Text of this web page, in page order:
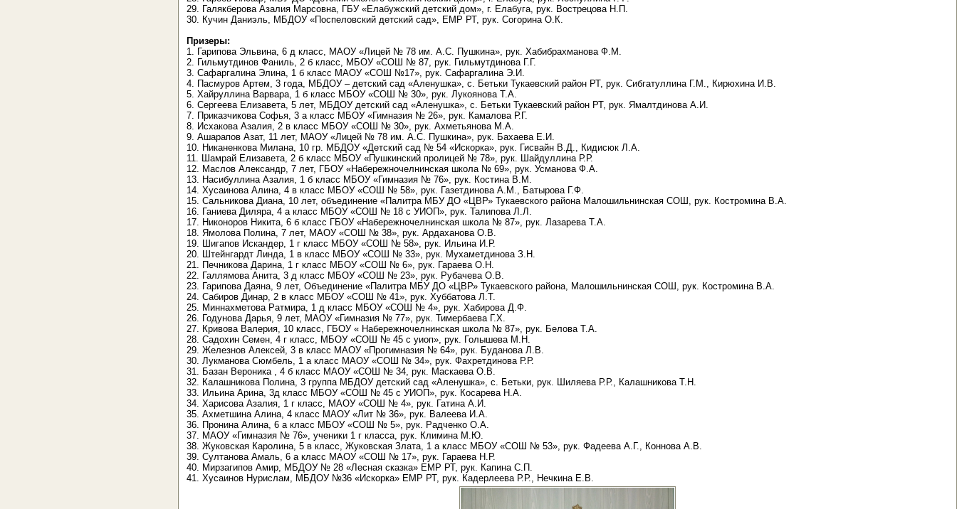
29. Галякберова Азалия Марсовна, ГБУ «Елабужский детский дом», г. Елабуга, рук. Вострецова Н.П.
30. Кучин Даниэль, МБДОУ «Поспеловский детский сад», ЕМР РТ, рук. Согорина О.К.
Призеры:
1. Гарипова Эльвина, 6 д класс, МАОУ «Лицей № 78 им. А.С. Пушкина», рук. Хабибрахманова Ф.М.
2. Гильмутдинов Фаниль, 2 б класс, МБОУ «СОШ № 87, рук. Гильмутдинова Г.Г.
3. Сафаргалина Элина, 1 б класс МАОУ «СОШ №17», рук. Сафаргалина Э.И.
4. Пасмуров Артем, 3 года, МБДОУ – детский сад «Аленушка», с. Бетьки Тукаевский район РТ, рук. Сибгатуллина Г.М., Кирюхина И.В.
5. Хайруллина Варвара, 1 б класс МБОУ «СОШ № 30», рук. Лукоянова Т.А.
6. Сергеева Елизавета, 5 лет, МБДОУ детский сад «Аленушка», с. Бетьки Тукаевский район РТ, рук. Ямалтдинова А.И.
7. Приказчикова Софья, 3 а класс МБОУ «Гимназия № 26», рук. Камалова Р.Г.
8. Исхакова Азалия, 2 в класс МБОУ «СОШ № 30», рук. Ахметьянова М.А.
9. Ашарапов Азат, 11 лет, МАОУ «Лицей № 78 им. А.С. Пушкина», рук. Бахаева Е.И.
10. Никаненкова Милана, 10 гр. МБДОУ «Детский сад № 54 «Искорка», рук. Гисвайн В.Д., Кидисюк Л.А.
11. Шамрай Елизавета, 2 б класс МБОУ «Пушкинский пролицей № 78», рук. Шайдуллина Р.Р.
12. Маслов Александр, 7 лет, ГБОУ «Набережночелнинская школа № 69», рук. Усманова Ф.А.
13. Насибуллина Азалия, 1 б класс МБОУ «Гимназия № 76», рук. Костина В.М.
14. Хусаинова Алина, 4 в класс МБОУ «СОШ № 58», рук. Газетдинова А.М., Батырова Г.Ф.
15. Сальникова Диана, 10 лет, объединение «Палитра МБУ ДО «ЦВР» Тукаевского района Малошильнинская СОШ, рук. Костромина В.А.
16. Ганиева Диляра, 4 а класс МБОУ «СОШ № 18 с УИОП», рук. Талипова Л.Л.
17. Никоноров Никита, 6 б класс ГБОУ «Набережночелнинская школа № 87», рук. Лазарева Т.А.
18. Ямолова Полина, 7 лет, МАОУ «СОШ № 38», рук. Ардаханова О.В.
19. Шигапов Искандер, 1 г класс МБОУ «СОШ № 58», рук. Ильина И.Р.
20. Штейнгардт Линда, 1 в класс МБОУ «СОШ № 33», рук. Мухаметдинова З.Н.
21. Печникова Дарина, 1 г класс МБОУ «СОШ № 6», рук. Гараева О.Н.
22. Галлямова Анита, 3 д класс МБОУ «СОШ № 23», рук. Рубачева О.В.
23. Гарипова Даяна, 9 лет, Объединение «Палитра МБУ ДО «ЦВР» Тукаевского района, Малошильнинская СОШ, рук. Костромина В.А.
24. Сабиров Динар, 2 в класс МБОУ «СОШ № 41», рук. Хуббатова Л.Т.
25. Миннахметова Ратмира, 1 д класс МБОУ «СОШ № 4», рук. Хабирова Д.Ф.
26. Годунова Дарья, 9 лет, МАОУ «Гимназия № 77», рук. Тимербаева Г.Х.
27. Кривова Валерия, 10 класс, ГБОУ « Набережночелнинская школа № 87», рук. Белова Т.А.
28. Садохин Семен, 4 г класс, МБОУ «СОШ № 45 с уиоп», рук. Голышева М.Н.
29. Железнов Алексей, 3 в класс МАОУ «Прогимназия № 64», рук. Буданова Л.В.
30. Лукманова Сюмбель, 1 а класс МАОУ «СОШ № 34», рук. Фахретдинова Р.Р.
31. Базан Вероника , 4 б класс МАОУ «СОШ № 34, рук. Маскаева О.В.
32. Калашникова Полина, 3 группа МБДОУ детский сад «Аленушка», с. Бетьки, рук. Шиляева Р.Р., Калашникова Т.Н.
33. Ильина Арина, 3д класс МБОУ «СОШ № 45 с УИОП», рук. Косарева Н.А.
34. Харисова Азалия, 1 г класс, МАОУ «СОШ № 4», рук. Гатина А.И.
35. Ахметшина Алина, 4 класс МАОУ «Лит № 36», рук. Валеева И.А.
36. Пронина Алина, 6 а класс МБОУ «СОШ № 5», рук. Радченко О.А.
37. МАОУ «Гимназия № 76», ученики 1 г класса, рук. Климина М.Ю.
38. Жуковская Каролина, 5 в класс, Жуковская Злата, 1 а класс МБОУ «СОШ № 53», рук. Фадеева А.Г., Коннова А.В.
39. Султанова Амаль, 6 а класс МАОУ «СОШ № 17», рук. Гараева Н.Р.
40. Мирзагипов Амир, МБДОУ № 28 «Лесная сказка» ЕМР РТ, рук. Капина С.П.
41. Хусаинов Нурислам, МБДОУ №36 «Искорка» ЕМР РТ, рук. Кадерлеева Р.Р., Нечкина Е.В.